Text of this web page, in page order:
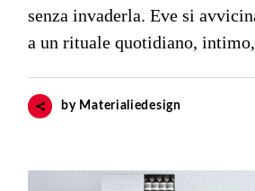
senza invaderla. Eve si
a un rituale quotidiano,
by Materialiedesign